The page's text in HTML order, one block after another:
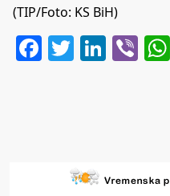
(TIP/Foto: KS BiH)
Facebook
Twitter